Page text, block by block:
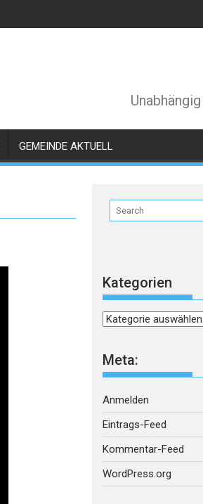
GEMEINDE AKTUELL
Kategorien
Kategorien
Meta:
Anmelden
Eintrags-Feed
Kommentar-Feed
WordPress.org